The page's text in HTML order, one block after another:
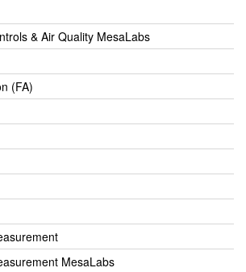
& Air Quality MesaLabs
(FA)
MesaLabs